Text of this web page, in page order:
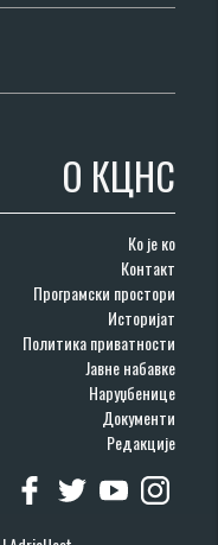
О КЦНС
Ко је ко
Контакт
Програмски простори
Историјат
Политика приватности
Јавне набавке
Наруџбенице
Документи
Редакције